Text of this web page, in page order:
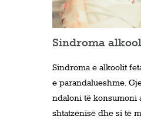
Sindroma
Sindroma e alkoolit
e parandalueshme.
ndaloni të konsumoni
shtatzënisë dhe si të